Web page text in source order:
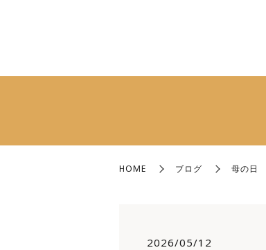
HOME ブログ 母の日
2026/05/12